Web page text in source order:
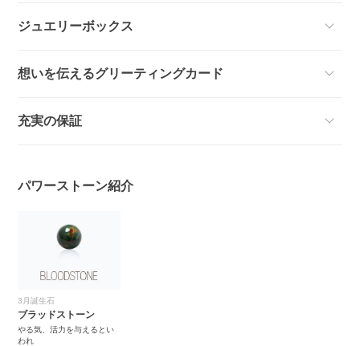
ジュエリーボックス
想いを伝えるグリーティングカード
充実の保証
パワーストーン紹介
3月誕生石
ブラッドストーン
やる気、活力を与えるとい
われ